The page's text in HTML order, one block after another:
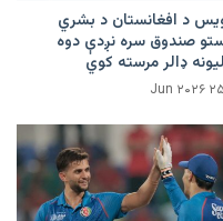
د افغانستان د بشري
صندوق سره نږدې دوه
ډالر مرسته کوي
۲۵ Jun ۲۰۲۶